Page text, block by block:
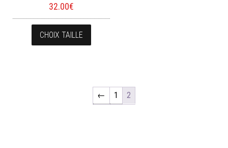
32.00€
CHOIX TAILLE
← 1 2